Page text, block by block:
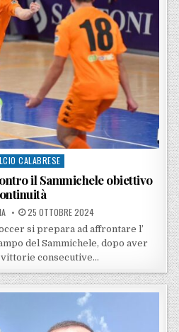
in CALABRESE
il Sammichele obiettivo
POSTED ON
25 OTTOBRE 2024
si prepara ad affrontare l’
del Sammichele, dopo aver
consecutive…